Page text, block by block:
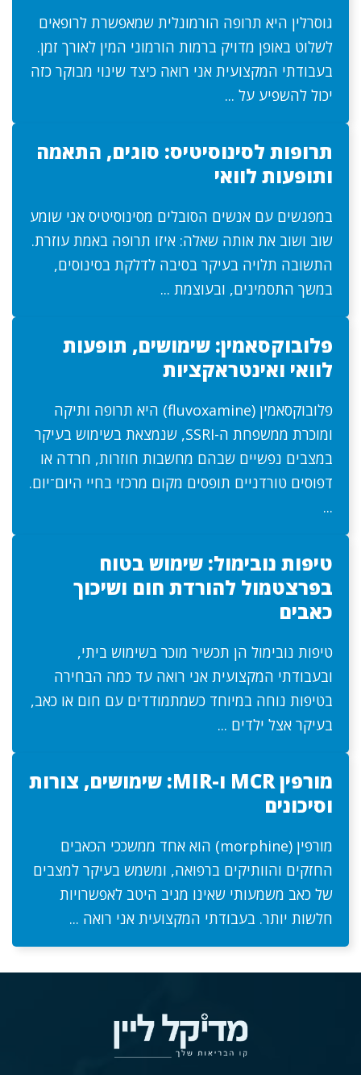
גוסרלין היא תרופה הורמונלית שמאפשרת לרופאים
לשלוט באופן מדויק ברמות הורמוני המין לאורך זמן.
בעבודתי המקצועית אני רואה כיצד שינוי מבוקר כזה
יכול להשפיע על ...
תרופות לסינוסיטיס: סוגים, התאמה
ותופעות לוואי
במפגשים עם אנשים הסובלים מסינוסיטיס אני שומע
שוב ושוב את אותה שאלה: איזו תרופה באמת עוזרת.
התשובה תלויה בעיקר בסיבה לדלקת בסינוסים,
במשך התסמינים, ובעוצמת ...
פלובוקסאמין: שימושים, תופעות
לוואי ואינטראקציות
פלובוקסאמין (fluvoxamine) היא תרופה ותיקה
ומוכרת ממשפחת ה-SSRI, שנמצאת בשימוש בעיקר
במצבים נפשיים שבהם מחשבות חוזרות, חרדה או
דפוסים טורדניים תופסים מקום מרכזי בחיי היום־יום.
...
טיפות נובימול: שימוש בטוח
בפרצטמול להורדת חום ושיכוך
כאבים
טיפות נובימול הן תכשיר מוכר בשימוש ביתי,
ובעבודתי המקצועית אני רואה עד כמה הבחירה
בטיפות נוחה במיוחד כשמתמודדים עם חום או כאב,
בעיקר אצל ילדים ...
מורפין MCR ו-MIR: שימושים, צורות
וסיכונים
מורפין (morphine) הוא אחד ממשככי הכאבים
החזקים והוותיקים ברפואה, ומשמש בעיקר למצבים
של כאב משמעותי שאינו מגיב היטב לאפשרויות
חלשות יותר. בעבודתי המקצועית אני רואה ...